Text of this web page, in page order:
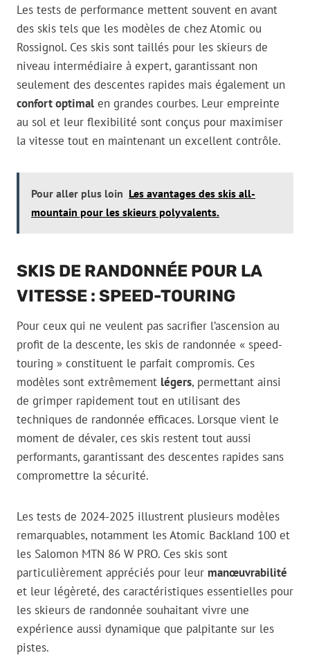
Les tests de performance mettent souvent en avant
des skis tels que les modèles de chez Atomic ou
Rossignol. Ces skis sont taillés pour les skieurs de
niveau intermédiaire à expert, garantissant non
seulement des descentes rapides mais également un
confort optimal en grandes courbes. Leur empreinte
au sol et leur flexibilité sont conçus pour maximiser
la vitesse tout en maintenant un excellent contrôle.
Pour aller plus loin Les avantages des skis all-
mountain pour les skieurs polyvalents.
SKIS DE RANDONNÉE POUR LA
VITESSE : SPEED-TOURING
Pour ceux qui ne veulent pas sacrifier l’ascension au
profit de la descente, les skis de randonnée « speed-
touring » constituent le parfait compromis. Ces
modèles sont extrêmement légers, permettant ainsi
de grimper rapidement tout en utilisant des
techniques de randonnée efficaces. Lorsque vient le
moment de dévaler, ces skis restent tout aussi
performants, garantissant des descentes rapides sans
compromettre la sécurité.
Les tests de 2024-2025 illustrent plusieurs modèles
remarquables, notamment les Atomic Backland 100 et
les Salomon MTN 86 W PRO. Ces skis sont
particulièrement appréciés pour leur manœuvrabilité
et leur légèreté, des caractéristiques essentielles pour
les skieurs de randonnée souhaitant vivre une
expérience aussi dynamique que palpitante sur les
pistes.